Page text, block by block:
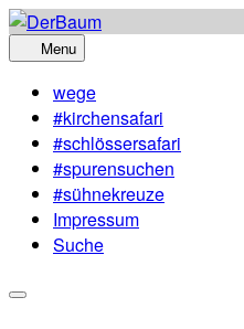
Skip
to
Menu
wege
#kirchensafari
#schlössersafari
#spurensuchen
#sühnekreuze
Impressum
Suche